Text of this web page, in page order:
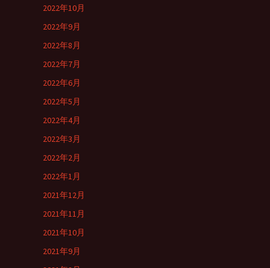
2022年10月
2022年9月
2022年8月
2022年7月
2022年6月
2022年5月
2022年4月
2022年3月
2022年2月
2022年1月
2021年12月
2021年11月
2021年10月
2021年9月